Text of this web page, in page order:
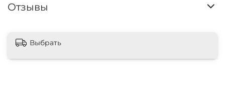
Отзывы
Выбрать